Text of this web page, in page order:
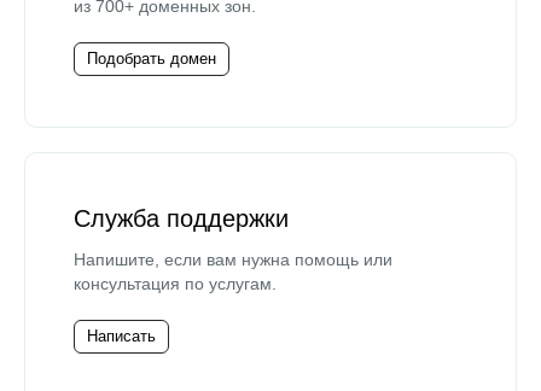
из 700+ доменных зон.
Подобрать домен
Служба поддержки
Напишите, если вам нужна помощь или
консультация по услугам.
Написать